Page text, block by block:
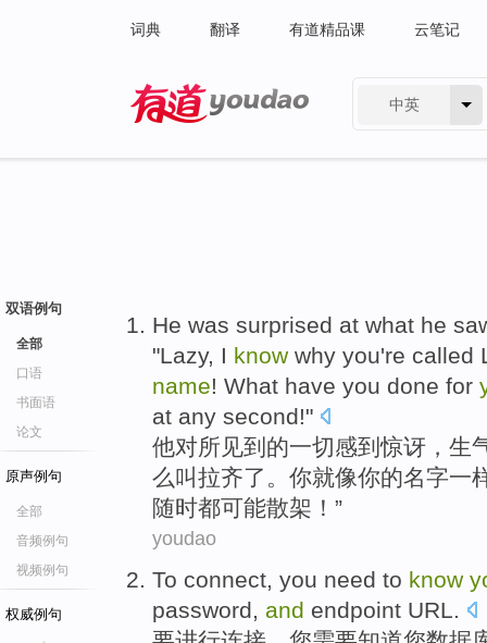
词典 翻译 有道精品课 云笔记
中英
双语例句
全部
口语
书面语
论文
原声例句
全部
音频例句
视频例句
权威例句
He was surprised at what he
"Lazy, I know why you're called
name! What have you done for
at any second!"
他对所见到的一切感到惊讶，生
么叫拉齐了。你就像你的名字一
随时都可能散架！”
youdao
To connect, you need to know
password, and endpoint URL.